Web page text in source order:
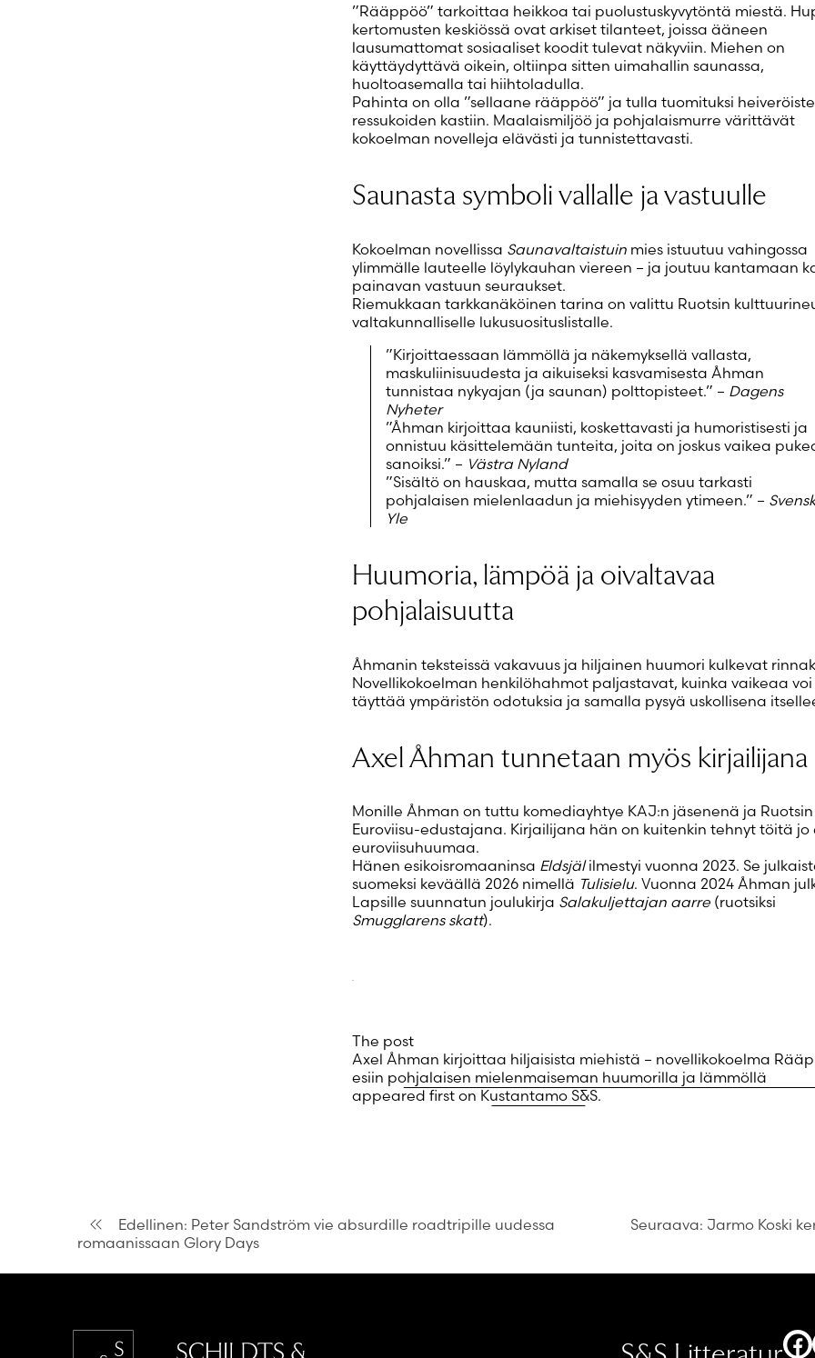
”Rääppöö” tarkoittaa heikkoa tai puolustuskyvytöntä miestä.
kertomusten keskiössä ovat arkiset tilanteet, joissa ääneen
lausumattomat sosiaaliset koodit tulevat näkyviin. Miehen on
käyttäydyttävä oikein, oltiinpa sitten uimahallin saunassa,
huoltoasemalla tai hiihtoladulla.
Pahinta on olla ”sellaane rääppöö” ja tulla tuomituksi
ressukoiden kastiin. Maalaismiljöö ja pohjalaismurre värittävät
kokoelman novelleja elävästi ja tunnistettavasti.
Saunasta symboli vallalle ja vastuulle
Kokoelman novellissa Saunavaltaistuinmies istuutuu vahingossa
ylimmälle lauteelle löylykauhan viereen – ja joutuu kantamaan
painavan vastuun seuraukset.
Riemukkaan tarkkanäköinen tarina on valittu Ruotsin
valtakunnalliselle lukusuosituslistalle.
”Kirjoittaessaan lämmöllä ja näkemyksellä vallasta,
maskuliinisuudesta ja aikuiseksi kasvamisesta Åhman
tunnistaa nykyajan (ja saunan) polttopisteet.” – Dagens
Nyheter
”Åhman kirjoittaa kauniisti, koskettavasti ja humoristisesti ja
onnistuu käsittelemään tunteita, joita on joskus vaikea
sanoiksi.” – Västra Nyland
”Sisältö on hauskaa, mutta samalla se osuu tarkasti
pohjalaisen mielenlaadun ja miehisyyden ytimeen.” –
Yle
Huumoria, lämpöä ja oivaltavaa
pohjalaisuutta
Åhmanin teksteissä vakavuus ja hiljainen huumori kulkevat
Novellikokoelman henkilöhahmot paljastavat, kuinka vaikeaa
täyttää ympäristön odotuksia ja samalla pysyä uskollisena
Axel Åhman tunnetaan myös kirjailijana
Monille Åhman on tuttu komediayhtye KAJ:n jäsenenä ja Ruotsin
Euroviisu-edustajana. Kirjailijana hän on kuitenkin tehnyt töitä jo
euroviisuhuumaa.
Hänen esikoisromaaninsa Eldsjälilmestyi vuonna 2023. Se
suomeksi keväällä 2026 nimellä Tulisielu. Vuonna 2024 Åhman
Lapsille suunnatun joulukirja Salakuljettajan aarre(ruotsiksi
Smugglarens skatt).